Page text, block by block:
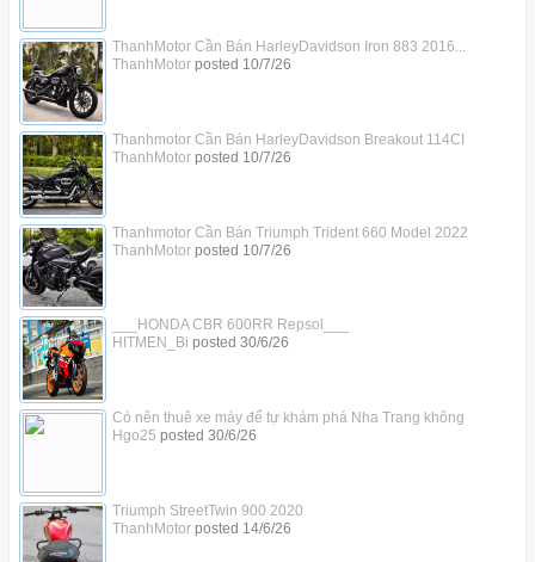
ThanhMotor Cần Bán HarleyDavidson Iron 883 2016...
ThanhMotorposted 10/7/26
Thanhmotor Cần Bán HarleyDavidson Breakout 114CI
ThanhMotorposted 10/7/26
Thanhmotor Cần Bán Triumph Trident 660 Model 2022
ThanhMotorposted 10/7/26
___HONDA CBR 600RR Repsol___
HITMEN_Bi posted 30/6/26
Có nên thuê xe máy để tự khám phá Nha Trang không
Hgo25 posted 30/6/26
Triumph StreetTwin 900 2020
ThanhMotorposted 14/6/26